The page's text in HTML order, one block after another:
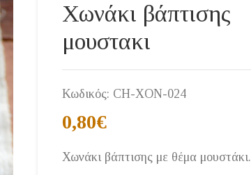
Χωνάκι βάπτισης
μουστακι
Κωδικός: CH-XON-024
0,80€
Χωνάκι βάπτισης με θέμα μουστάκι.